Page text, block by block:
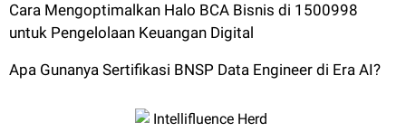
Cara Mengoptimalkan Halo BCA Bisnis di 1500998
untuk Pengelolaan Keuangan Digital
Apa Gunanya Sertifikasi BNSP Data Engineer di Era AI?